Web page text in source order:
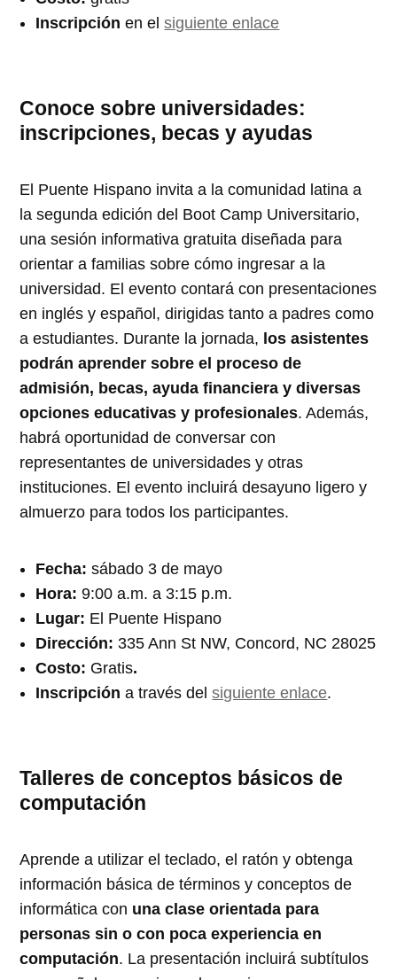
Inscripción en elsiguiente enlace
Conoce sobre universidades:
inscripciones, becas y ayudas
El Puente Hispano invita a la comunidad latina a
la segunda edición del Boot Camp Universitario,
una sesión informativa gratuita diseñada para
orientar a familias sobre cómo ingresar a la
universidad. El evento contará con presentaciones
en inglés y español, dirigidas tanto a padres como
a estudiantes. Durante la jornada, los asistentes
podrán aprender sobre el proceso de
admisión, becas, ayuda financiera y diversas
opciones educativas y profesionales. Además,
habrá oportunidad de conversar con
representantes de universidades y otras
instituciones. El evento incluirá desayuno ligero y
almuerzo para todos los participantes.
Fecha: sábado 3 de mayo
Hora:9:00 a.m. a 3:15 p.m.
Lugar: El Puente Hispano
Dirección: 335 Ann St NW, Concord, NC 28025
Costo: Gratis.
Inscripcióna través del siguiente enlace.
Talleres de conceptos básicos de
computación
Aprende a utilizar el teclado, el ratón y obtenga
información básica de términos y conceptos de
informática con una clase orientada para
personas sin o con poca experiencia en
computación. La presentación incluirá subtítulos